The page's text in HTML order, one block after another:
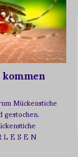
Mückenstiche
E S E N